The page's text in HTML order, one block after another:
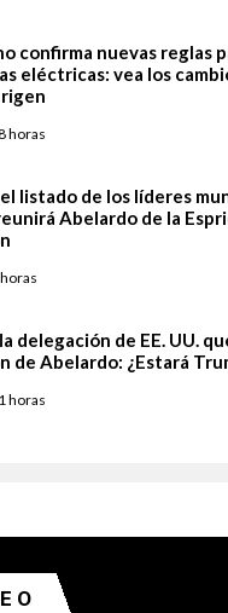
confirma nuevas reglas
eléctricas: vea los
horas
listado de los líderes
Abelardo de la
delegación de EE. UU.
de Abelardo: ¿Estará
horas